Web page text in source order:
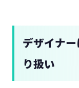
デザイナ
り扱い